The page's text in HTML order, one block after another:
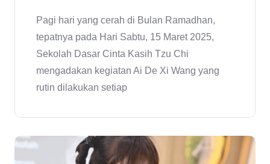
Pagi hari yang cerah di Bulan Ramadhan,
tepatnya pada Hari Sabtu, 15 Maret 2025,
Sekolah Dasar Cinta Kasih Tzu Chi
mengadakan kegiatan Ai De Xi Wang yang
rutin dilakukan setiap